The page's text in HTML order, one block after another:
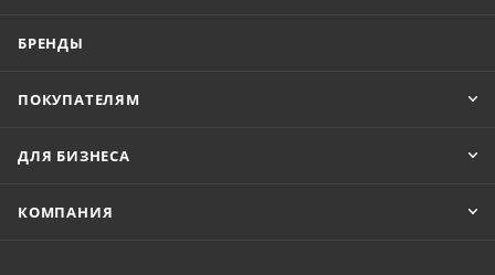
БРЕНДЫ
ПОКУПАТЕЛЯМ
ДЛЯ БИЗНЕСА
КОМПАНИЯ